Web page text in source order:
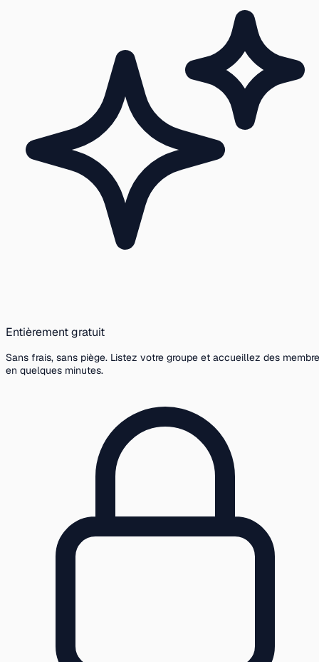
Entièrement gratuit
Sans frais, sans piège. Listez votre groupe et accueillez des
en quelques minutes.